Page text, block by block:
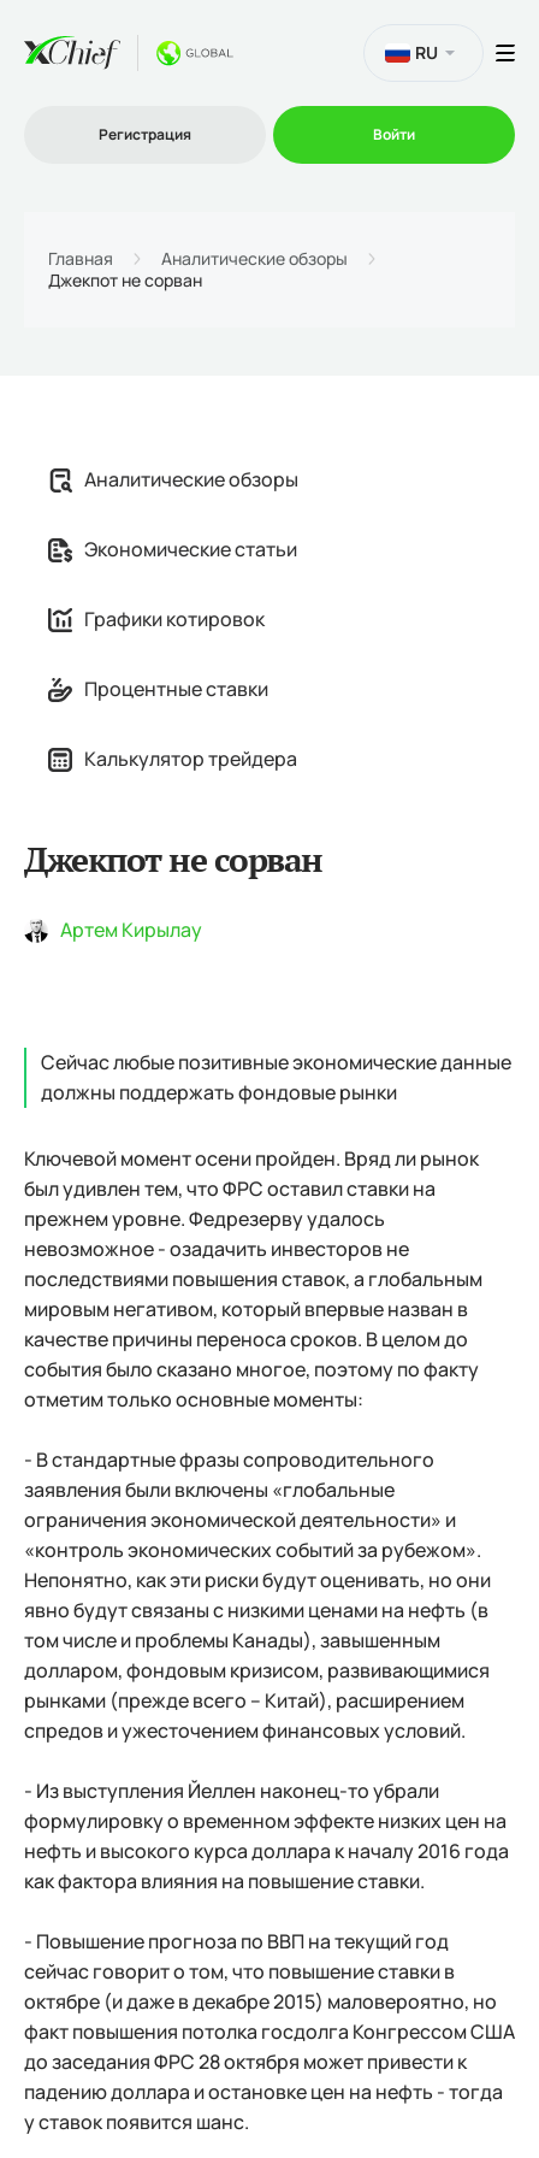
Партнеру
RU
Регистрация Войти
Главная
Аналитические обзоры
Джекпот не сорван
Аналитические обзоры
Экономические статьи
Графики котировок
Процентные ставки
Калькулятор трейдера
Джекпот не сорван
Артем Кирылау
Сейчас любые позитивные экономические данные
должны поддержать фондовые рынки
Ключевой момент осени пройден. Вряд ли рынок
был удивлен тем, что ФРС оставил ставки на
прежнем уровне. Федрезерву удалось
невозможное - озадачить инвесторов не
последствиями повышения ставок, а глобальным
мировым негативом, который впервые назван в
качестве причины переноса сроков. В целом до
события было сказано многое, поэтому по факту
отметим только основные моменты:
- В стандартные фразы сопроводительного
заявления были включены «глобальные
ограничения экономической деятельности» и
«контроль экономических событий за рубежом».
Непонятно, как эти риски будут оценивать, но они
явно будут связаны с низкими ценами на нефть (в
том числе и проблемы Канады), завышенным
долларом, фондовым кризисом, развивающимися
рынками (прежде всего – Китай), расширением
спредов и ужесточением финансовых условий.
- Из выступления Йеллен наконец-то убрали
формулировку о временном эффекте низких цен на
нефть и высокого курса доллара к началу 2016 года
как фактора влияния на повышение ставки.
- Повышение прогноза по ВВП на текущий год
сейчас говорит о том, что повышение ставки в
октябре (и даже в декабре 2015) маловероятно, но
факт повышения потолка госдолга Конгрессом США
до заседания ФРС 28 октября может привести к
падению доллара и остановке цен на нефть - тогда
у ставок появится шанс.